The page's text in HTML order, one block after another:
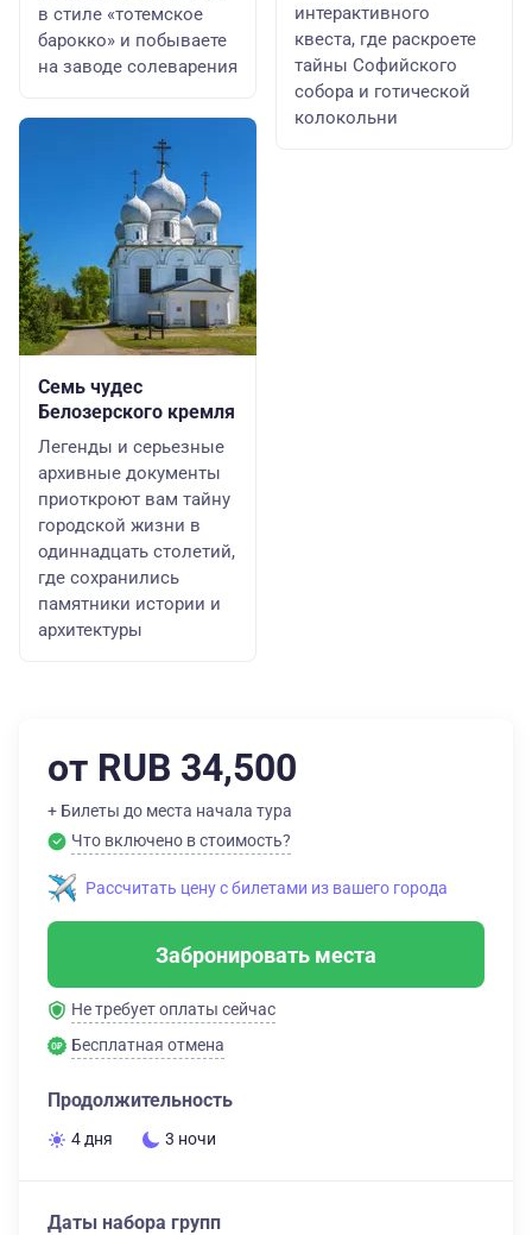
в стиле «тотемское
барокко» и побываете
на заводе солеварения
Семь чудес
Белозерского кремля
Легенды и серьезные
архивные документы
приоткроют вам тайну
городской жизни в
одиннадцать столетий,
где сохранились
памятники истории и
архитектуры
интерактивного
квеста, где раскроете
тайны Софийского
собора и готической
колокольни
от RUB 34,500
+ Билеты до места начала тура
Что включено в стоимость?
Рассчитать цену с билетами из вашего города
Забронировать места
Не требует оплаты сейчас
Бесплатная отмена
Продолжительность
4 дня 3 ночи
Даты набора групп